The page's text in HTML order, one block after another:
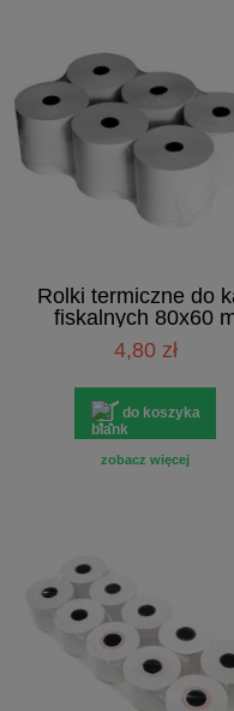
Rolki termiczne do
fiskalnych 80x60
4,80 zł
do koszyka
zobacz więcej